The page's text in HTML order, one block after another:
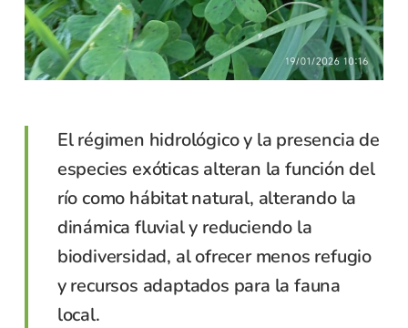
El régimen hidrológico y la presencia de
especies exóticas alteran la función del
río como hábitat natural, alterando la
dinámica fluvial y reduciendo la
biodiversidad, al ofrecer menos refugio
y recursos adaptados para la fauna
local.